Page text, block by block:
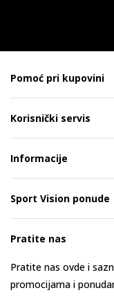
Pomoć pri kupovini
Korisnički servis
Informacije
Sport Vision ponude
Pratite nas
Pratite nas ovde i
promocijama i